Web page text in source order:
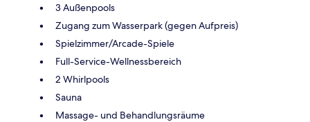
3 Außenpools
Zugang zum Wasserpark (gegen Aufpreis)
Spielzimmer/Arcade-Spiele
Full-Service-Wellnessbereich
2 Whirlpools
Sauna
Massage- und Behandlungsräume